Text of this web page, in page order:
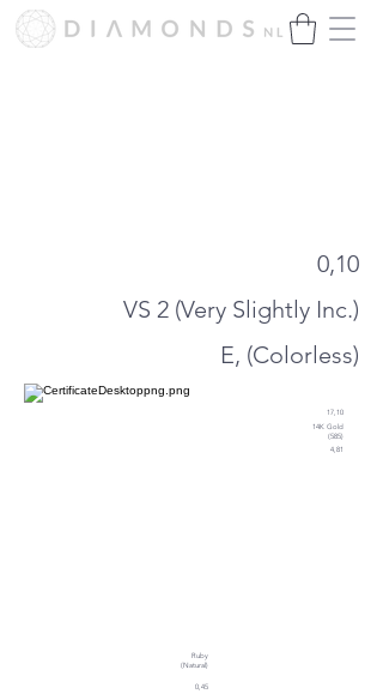
0,10
VS 2 (Very Slightly Inc.)
E, (Colorless)
17,10
14K Gold
(585)
4,81
Ruby
(Natural)
0,45